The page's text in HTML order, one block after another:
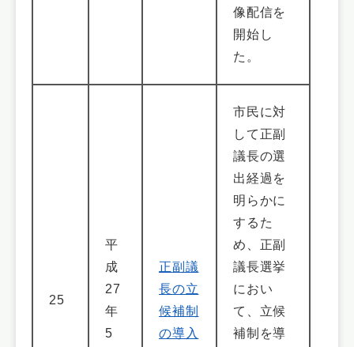
像配信を
開始し
た。
25
平
成
27
年
5
正副議
長の立
候補制
の導入
市民に対
して正副
議長の選
出経過を
明らかに
するた
め、正副
議長選挙
におい
て、立候
補制を導